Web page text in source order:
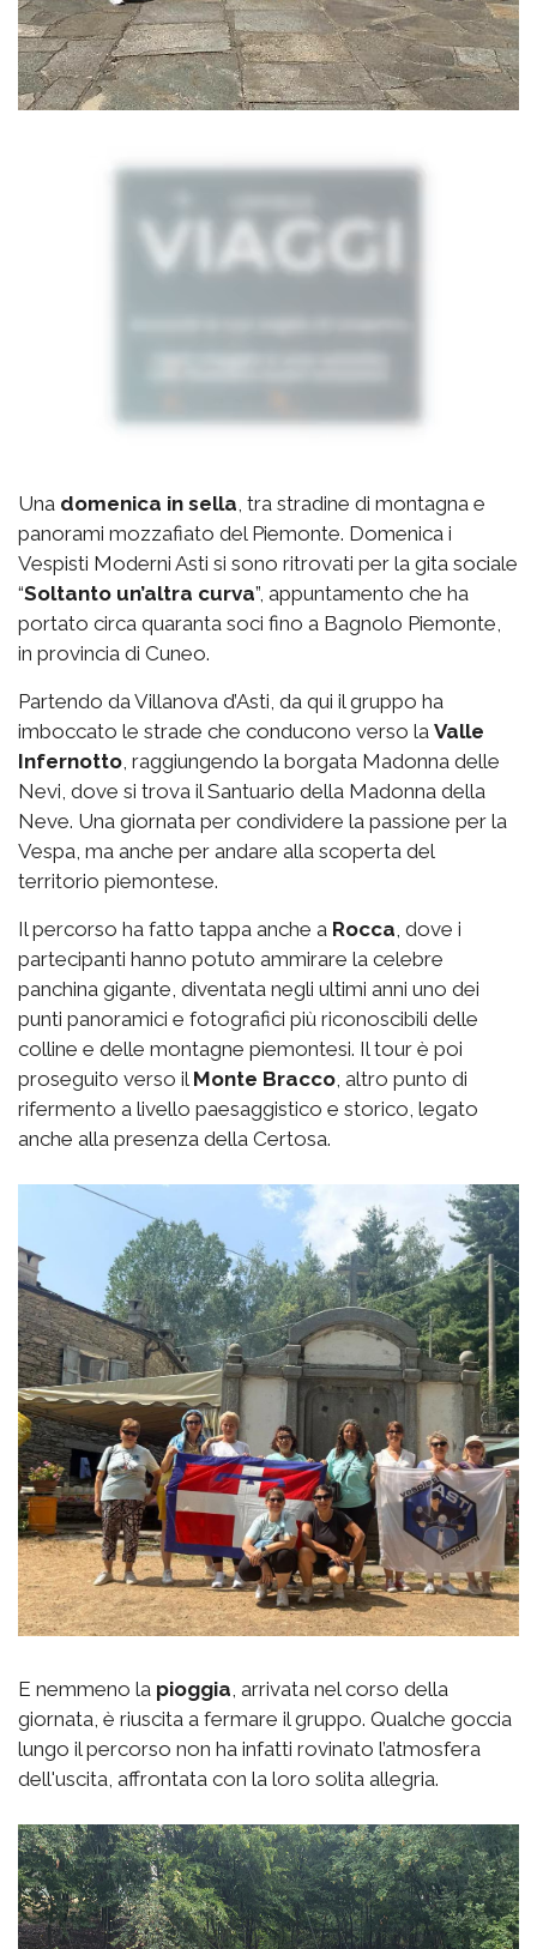
Una domenica in sella, tra stradine di montagna e
panorami mozzafiato del Piemonte. Domenica i
Vespisti Moderni Asti si sono ritrovati per la gita sociale
“Soltanto un’altra curva”, appuntamento che ha
portato circa quaranta soci fino a Bagnolo Piemonte,
in provincia di Cuneo.
Partendo da Villanova d’Asti, da qui il gruppo ha
imboccato le strade che conducono verso la Valle
Infernotto, raggiungendo la borgata Madonna delle
Nevi, dove si trova il Santuario della Madonna della
Neve. Una giornata per condividere la passione per la
Vespa, ma anche per andare alla scoperta del
territorio piemontese.
Il percorso ha fatto tappa anche a Rocca, dove i
partecipanti hanno potuto ammirare la celebre
panchina gigante, diventata negli ultimi anni uno dei
punti panoramici e fotografici più riconoscibili delle
colline e delle montagne piemontesi. Il tour è poi
proseguito verso il Monte Bracco, altro punto di
rifermento a livello paesaggistico e storico, legato
anche alla presenza della Certosa.
E nemmeno la pioggia , arrivata nel corso della
giornata, è riuscita a fermare il gruppo. Qualche goccia
lungo il percorso non ha infatti rovinato l’atmosfera
dell'uscita, affrontata con la loro solita allegria.